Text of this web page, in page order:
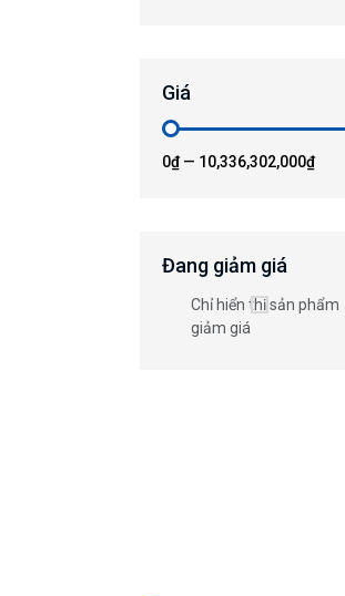
Giá
0₫— 10,336,302,000₫
Đang giảm giá
Chỉ hiển thị sản phẩm
giảm giá